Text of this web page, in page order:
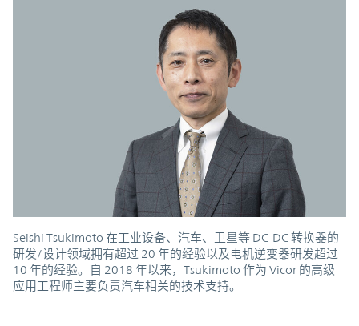
Seishi Tsukimoto 在工业设备、汽车、卫星等 DC-DC 转换器的
研发/设计领域拥有超过 20 年的经验以及电机逆变器研发超过
10 年的经验。自 2018 年以来，Tsukimoto 作为 Vicor 的高级
应用工程师主要负责汽车相关的技术支持。